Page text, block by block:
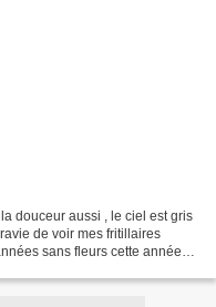
douceur aussi , le ciel est gris
de voir mes fritillaires
sans fleurs cette année